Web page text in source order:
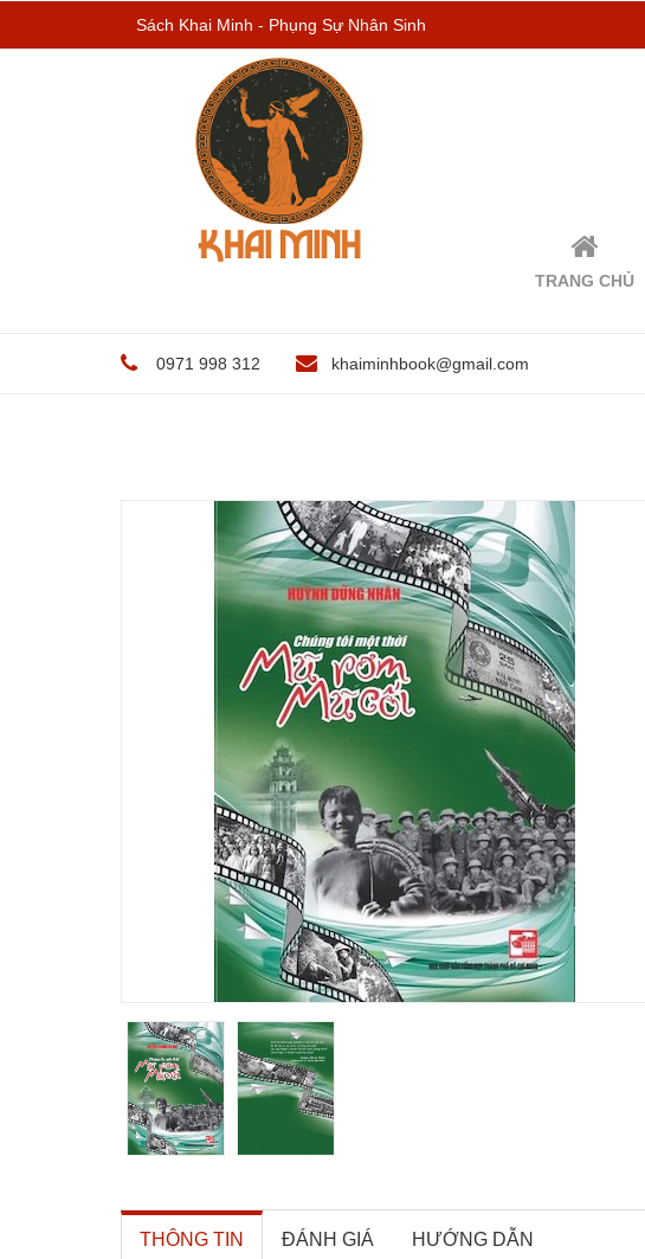
Sách Khai Minh - Phụng Sự Nhân Sinh
TRANG CHỦ
0971 998 312 khaiminhbook@gmail.com
THÔNG TIN ĐÁNH GIÁ HƯỚNG DẪN